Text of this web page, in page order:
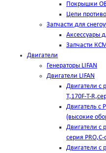
Покрышки
Цепи
Запчасти для
Аксессуары
Запчасти
Двигатели
Генераторы LIFAN
Двигатели LIFAN
Двигатели с
T,170F-T-
Двигатель с
(высокие
Двигатели с
серия PRO,C-
Двигатели с